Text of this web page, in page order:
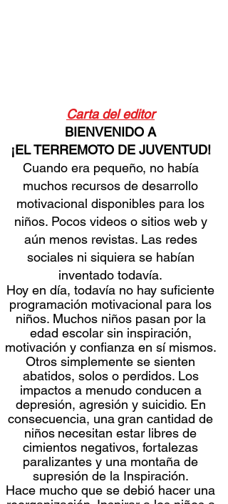
Carta del editor
BIENVENIDO A
¡EL TERREMOTO DE JUVENTUD!
Cuando era pequeño, no había
muchos recursos de desarrollo
motivacional disponibles para los
niños. Pocos videos o sitios web y
aún menos revistas. Las redes
sociales ni siquiera se habían
inventado todavía.
Hoy en día, todavía no hay suficiente
programación motivacional para los
niños. Muchos niños pasan por la
edad escolar sin inspiración,
motivación y confianza en sí mismos.
Otros simplemente se sienten
abatidos, solos o perdidos. Los
impactos a menudo conducen a
depresión, agresión y suicidio. En
consecuencia, unagran cantidad de
niños necesitan estar libres de
cimientos negativos, fortalezas
paralizantes y una montaña de
supresión de la Inspiración.
Hace mucho que se debió hacer una